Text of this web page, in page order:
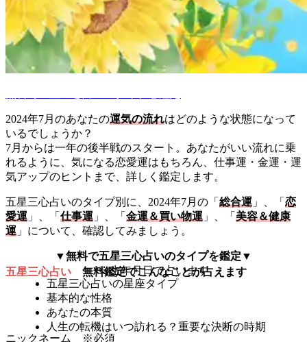
2024年7月のあなたの運気の流れはどのような状態になって
いるでしょうか？
7月からは一年の後半戦のスタート。あなたがいい流れに乗
れるように、気になる恋愛運はもちろん、仕事運・金運・運
気アップのヒントまで、詳しく鑑定します。
五星三心占いのタイプ別に、2024年7月の「 総合運 」、「 恋
愛運 」、「 仕事運 」、「 金運＆買い物運 」、「 美容＆健康
運 」について、確認してみましょう。
▼無料で五星三心占いのタイプを鑑定▼
※生年月日で占います
五星三心占い 無料鑑定でこんなことが占えます
五星三心占いの星座タイプ
基本的な性格
あなたの本質
人生の転機はいつ訪れる？重要な決断の時期
ニックネーム
※必須